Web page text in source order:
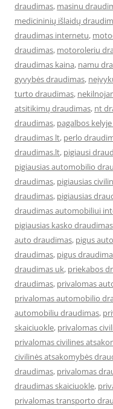
draudimas, masinu
medicininių išlaidų
draudimas internetu,
draudimas, motoroleriu
draudimas kaina, namu
gyvybės draudimas,
turto draudimas,
atsitikimų draudimas, nt
draudimas, pagalbos
draudimas lt, perlo
draudimas.lt, pigiausi
pigiausias automobilio
draudimas, pigiausias
draudimas, pigiausias
draudimas automobiliui
pigiausias kasko draudimas
auto draudimas, pigus
draudimas, pigus
draudimas uk, priekabos
draudimas, privalomas
privalomas automobilio
automobiliu draudimas,
skaiciuokle, privalomas
privalomas civilines
civilinės atsakomybės
draudimas, privalomas
draudimas skaiciuokle,
privalomas transporto